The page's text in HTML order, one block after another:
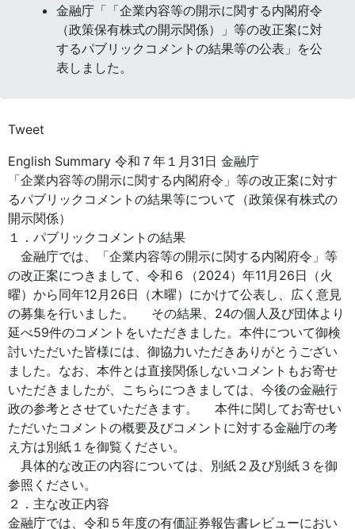
金融庁「「企業内容等の開示に関する内閣府令
（政策保有株式の開示関係）」等の改正案に対
するパブリックコメントの結果等の公表」を公
表しました。
Tweet
English Summary 令和７年１月31日 金融庁
「企業内容等の開示に関する内閣府令」等の改正案に対す
るパブリックコメントの結果等について（政策保有株式の
開示関係）
１．パブリックコメントの結果
金融庁では、「企業内容等の開示に関する内閣府令」等
の改正案につきまして、令和６（2024）年11月26日（火
曜）から同年12月26日（木曜）にかけて公表し、広く意見
の募集を行いました。 その結果、24の個人及び団体より
延べ59件のコメントをいただきました。本件について御検
討いただいた皆様には、御協力いただきありがとうござい
ました。なお、本件とは直接関係しないコメントもお寄せ
いただきましたが、こちらにつきましては、今後の金融行
政の参考とさせていただきます。 本件に関してお寄せい
ただいたコメントの概要及びコメントに対する金融庁の考
え方は別紙１を御覧ください。
具体的な改正の内容については、別紙２及び別紙３を御
参照ください。
２．主な改正内容
金融庁では、令和５年度の有価証券報告書レビューにおい